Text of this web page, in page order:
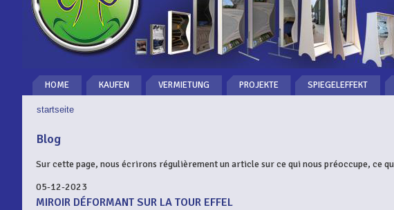
HOME KAUFEN VERMIETUNG PROJEKTE SPIEGELEFFEKT
SIE SIND HIER
startseite
Blog
Sur cette page, nous écrirons régulièrement un article sur ce qui nous préoccupe, ce
05-12-2023
MIROIR DÉFORMANT SUR LA TOUR EFFEL